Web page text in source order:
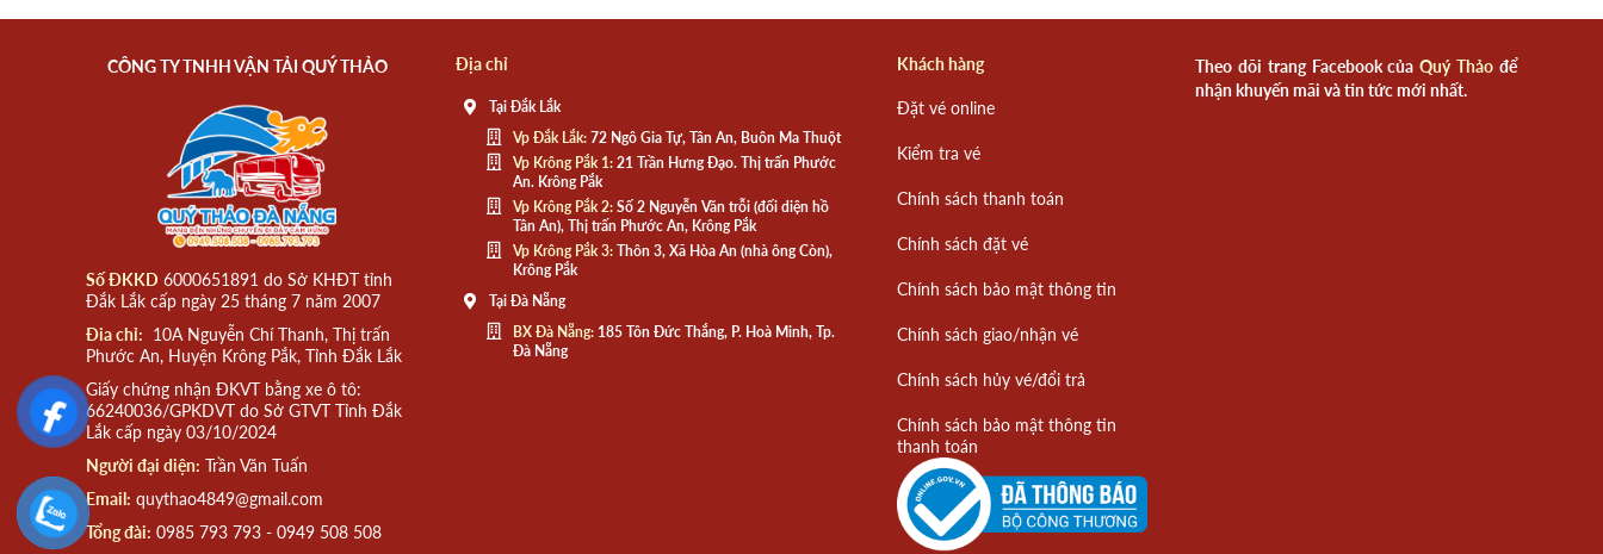
CÔNG TY TNHH VẬN TẢI QUÝ THẢO
Số ĐKKD 6000651891 do Sở KHĐT tỉnh
Đắk Lắk cấp ngày 25 tháng 7 năm 2007
Đia chỉ: 10A Nguyễn Chí Thanh, Thị trấn
Phước An, Huyện Krông Pắk, Tỉnh Đắk Lắk
Giấy chứng nhận ĐKVT bằng xe ô tô:
66240036/GPKDVT do Sở GTVT Tỉnh Đắk
Lắk cấp ngày 03/10/2024
Người đại diện: Trần Văn Tuấn
Email: quythao4849@gmail.com
Tổng đài: 0985 793 793 - 0949 508 508
Địa chỉ
Tại Đắk Lắk
Vp Đắk Lắk:72 Ngô Gia Tự, Tân An, Buôn Ma Thuột
Vp Krông Pắk 1:21 Trần Hưng Đạo. Thị trấn Phước
An. Krông Pắk
Vp Krông Pắk 2:Số 2 Nguyễn Văn trỗi (đối diện hồ
Tân An), Thị trấn Phước An, Krông Pắk
Vp Krông Pắk 3:Thôn 3, Xã Hòa An (nhà ông Còn),
Krông Pắk
Tại Đà Nẵng
BX Đà Nẵng:185 Tôn Đức Thắng, P. Hoà Minh, Tp.
Đà Nẵng
Khách hàng
Đặt vé online
Kiểm tra vé
Chính sách thanh toán
Chính sách đặt vé
Chính sách bảo mật thông tin
Chính sách giao/nhận vé
Chính sách hủy vé/đổi trả
Chính sách bảo mật thông tin
thanh toán
Theo dõi trang Facebook củaQuý Thảo để
nhận khuyến mãi và tin tức mới nhất.